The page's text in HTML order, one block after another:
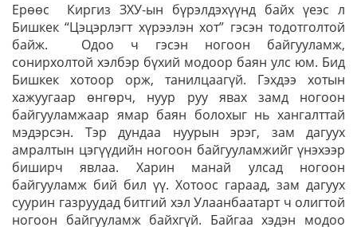
Ерөөс Киргиз ЗХУ-ын бүрэлдэхүүнд байх үеэс л
Бишкек “Цэцэрлэгт хүрээлэн хот” гэсэн тодотголтой
байж. Одоо ч гэсэн ногоон байгууламж,
сонирхолтой хэлбэр бүхий модоор баян улс юм. Бид
Бишкек хотоор орж, танилцаагүй. Гэхдээ хотын
хажуугаар өнгөрч, нуур руу явах замд ногоон
байгууламжаар ямар баян болохыг нь хангалттай
мэдэрсэн. Тэр дундаа нуурын эрэг, зам дагуух
амралтын цэгүүдийн ногоон байгууламжийг үнэхээр
биширч явлаа. Харин манай улсад ногоон
байгууламж бий бил үү. Хотоос гараад, зам дагуух
суурин газруудад битгий хэл Улаанбаатарт ч олигтой
ногоон байгууламж байхгүй. Байгаа хэдэн модоо